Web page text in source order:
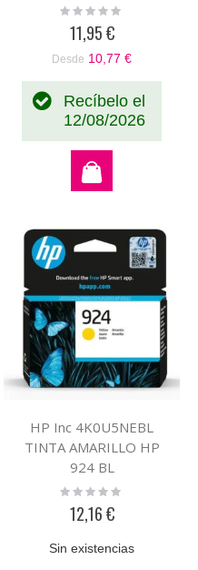
Rating:
11,95 €
Desde 10,77 €
Recíbelo el
12/08/2026
HP Inc 4K0U5NEBL
TINTA AMARILLO HP
924 BL
Rating:
12,16 €
Sin existencias